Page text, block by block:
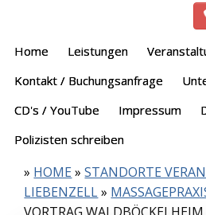
Home Leistungen
Kontakt / Buchungsanfrage
CD's / YouTube
Impressum
Polizisten schreiben
» HOME » STANDORTE
LIEBENZELL »